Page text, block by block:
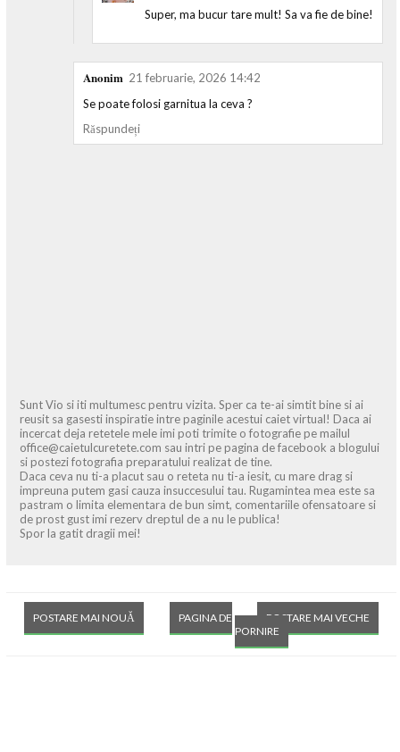
Super, ma bucur tare mult! Sa va fie de bine!
Anonim 21 februarie, 2026 14:42
Se poate folosi garnitua la ceva ?
Răspundeți
Sunt Vio si iti multumesc pentru vizita. Sper ca te-ai simtit bine si ai
reusit sa gasesti inspiratie intre paginile acestui caiet virtual! Daca ai
incercat deja retetele mele imi poti trimite o fotografie pe mailul
office@caietulcuretete.com sau intri pe pagina de facebook a blogului
si postezi fotografia preparatului realizat de tine.
Daca ceva nu ti-a placut sau o reteta nu ti-a iesit, cu mare drag si
impreuna putem gasi cauza insuccesului tau. Rugamintea mea este sa
pastram o limita elementara de bun simt, comentariile ofensatoare si
de prost gust imi rezerv dreptul de a nu le publica!
Spor la gatit dragii mei!
POSTARE MAI NOUĂ POSTARE MAI VECHE
PAGINA DE
PORNIRE